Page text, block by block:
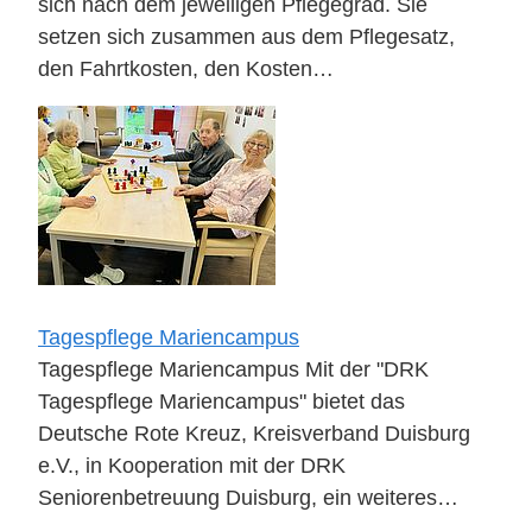
setzen sich zusammen aus dem Pflegesatz,
den Fahrtkosten, den Kosten…
Tagespflege Mariencampus
Tagespflege Mariencampus Mit der "DRK
Tagespflege Mariencampus" bietet das
Deutsche Rote Kreuz, Kreisverband Duisburg
e.V., in Kooperation mit der DRK
Seniorenbetreuung Duisburg, ein weiteres…